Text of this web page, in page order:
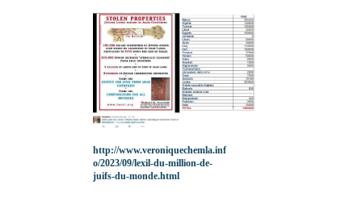
http://www.veroniquechemla.inf
o/2023/09/lexil-du-million-de-
juifs-du-monde.html